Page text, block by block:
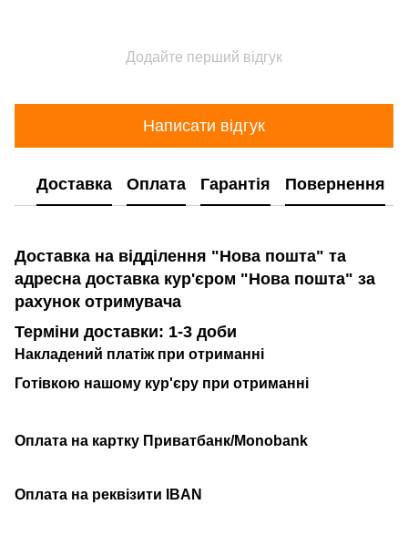
Додайте перший відгук
Написати відгук
Доставка Оплата Гарантія Повернення
Доставка на відділення "Нова пошта" та
адресна доставка кур'єром "Нова пошта" за
рахунок отримувача
Терміни доставки: 1-3 доби
Накладений платіж при отриманні
Готівкою нашому кур'єру при отриманні
Оплата на картку Приватбанк/Monobank
Оплата на реквізити IBAN